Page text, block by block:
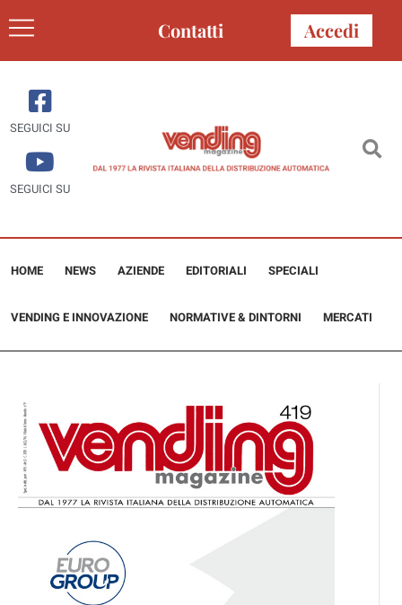
Contatti Accedi
SEGUICI SU
SEGUICI SU
HOME NEWS AZIENDE EDITORIALI SPECIALI
VENDING E INNOVAZIONE NORMATIVE & DINTORNI MERCATI